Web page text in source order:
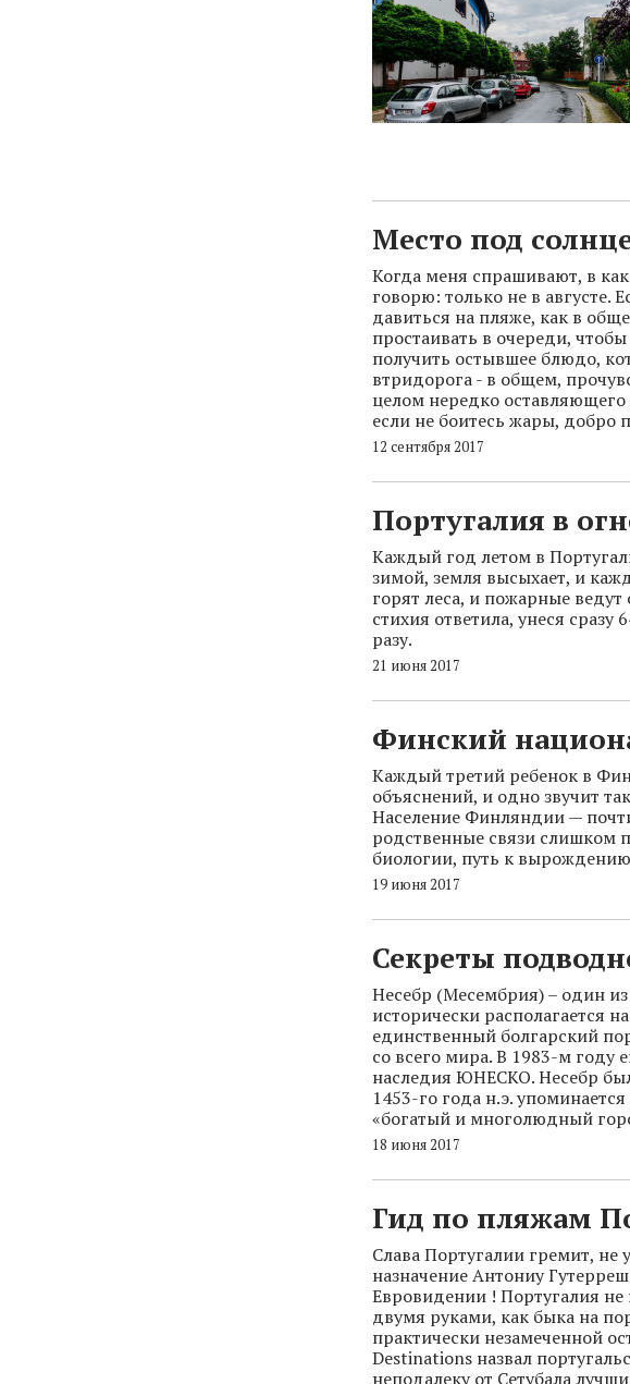
Место под
Когда меня спрашивают, в
говорю: только не в августе.
давиться на пляже, как в
простаивать в очереди,
получить остывшее блюдо,
втридорога - в общем,
целом нередко
если не боитесь жары, добро
12 сентября 2017
Португалия в
Каждый год летом в
зимой, земля высыхает, и
горят леса, и пожарные
стихия ответила, унеся
разу.
21 июня 2017
Финский
Каждый третий ребенок в
объяснений, и одно звучит
Население Финляндии —
родственные связи слишком
биологии, путь к
19 июня 2017
Секреты
Несебр (Месембрия) – один
исторически располагается
единственный болгарский
со всего мира. В 1983-м году
наследия ЮНЕСКО. Несебр
1453-го года н.э.
«богатый и многолюдный
18 июня 2017
Гид по пляжам
Слава Португалии гремит,
назначение Антониу
Евровидении ! Португалия не
двумя руками, как быка на
практически незамеченной
Destinations назвал
неподалеку от Сетубала